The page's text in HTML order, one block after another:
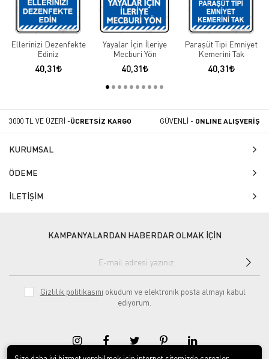
Ellerinizi Dezenfekte
Ediniz
40,31
Yayalar İçin İleriye
Mecburi Yön
40,31
Paraşüt Tipi Emniyet
Kemerini Tak
40,31
3000 TL VE ÜZERİ -ÜCRETSİZ KARGO GÜVENLİ - ONLINE ALIŞVERİŞ
KURUMSAL
ÖDEME
İLETİŞİM
KAMPANYALARDAN HABERDAR OLMAK İÇİN
Gizlilik politikasını okudum ve elektronik posta almayı kabul
ediyorum.